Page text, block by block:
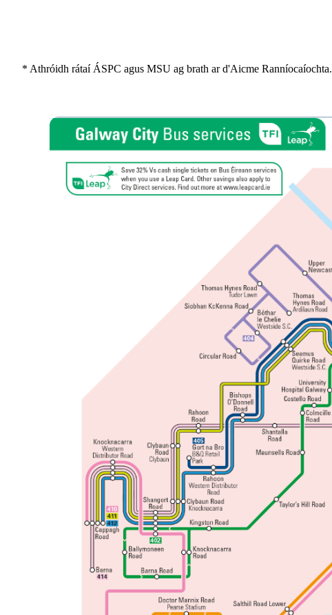
* Athróidh rátaí ÁSPC agus MSU ag brath ar d'Aicme Ranníocaíochta.